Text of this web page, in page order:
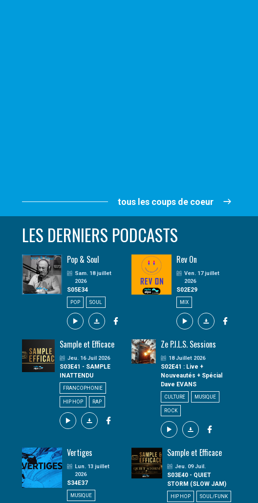
tous les coups de coeur
LES DERNIERS PODCASTS
Pop & Soul
Sam. 18 juillet
2026
S05E34
POP SOUL
Rev On
Ven. 17 juillet
2026
S02E29
MIX
Sample et Efficace
Jeu. 16 Juil 2026
S03E41 - SAMPLE
INATTENDU
FRANCOPHONIE
HIP HOP RAP
Ze P.I.L.S. Sessions
18 Juillet 2026
S02E41 : Live +
Nouveautés + Spécial
Dave EVANS
CULTURE MUSIQUE
ROCK
Vertiges
Lun. 13 juillet
2026
S34E37
MUSIQUE
Sample et Efficace
Jeu. 09 Juil.
S03E40 - QUIET
STORM (SLOW JAM)
HIP HOP SOUL/FUNK